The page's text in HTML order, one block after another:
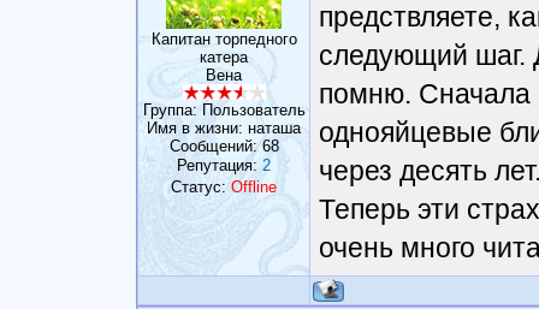
Капитан торпедного
катера
Вена
Группа: Пользователь
Имя в жизни: наташа
Сообщений:68
Репутация: 2
Статус:Offline
предствляете,
следующий шаг.
помню. Сначала
однояйцевые
через десять
Теперь эти
очень много